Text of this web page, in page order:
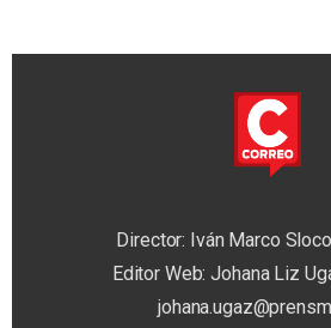
Director: Iván Marco
Editor Web: Johana Liz